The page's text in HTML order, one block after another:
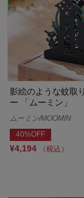
影絵のような蚊取
ー 「ムーミン」
ムーミン/MOOMIN
40%OFF
¥4,194 （税込）